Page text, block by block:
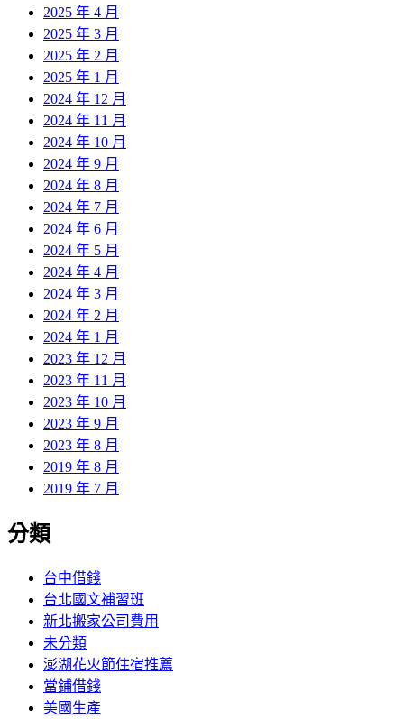
2025 年 4 月
2025 年 3 月
2025 年 2 月
2025 年 1 月
2024 年 12 月
2024 年 11 月
2024 年 10 月
2024 年 9 月
2024 年 8 月
2024 年 7 月
2024 年 6 月
2024 年 5 月
2024 年 4 月
2024 年 3 月
2024 年 2 月
2024 年 1 月
2023 年 12 月
2023 年 11 月
2023 年 10 月
2023 年 9 月
2023 年 8 月
2019 年 8 月
2019 年 7 月
分類
台中借錢
台北國文補習班
新北搬家公司費用
未分類
澎湖花火節住宿推薦
當鋪借錢
美國生產